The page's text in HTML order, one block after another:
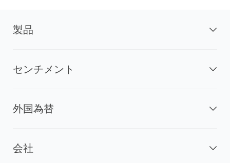
製品
センチメント
外国為替
会社